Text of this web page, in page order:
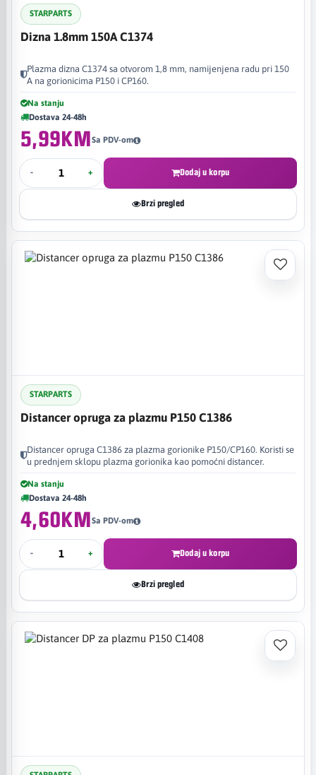
STARPARTS
Dizna 1.8mm 150A C1374
Plazma dizna C1374 sa otvorom 1,8 mm, namijenjena radu pri 150
A na gorionicima P150 i CP160.
Na stanju
Dostava 24-48h
5,99KMSa PDV-om
- + Dodaj u korpu
Brzi pregled
STARPARTS
Distancer opruga za plazmu P150 C1386
Distancer opruga C1386 za plazma gorionike P150/CP160. Koristi se
u prednjem sklopu plazma gorionika kao pomoćni distancer.
Na stanju
Dostava 24-48h
4,60KMSa PDV-om
- + Dodaj u korpu
Brzi pregled